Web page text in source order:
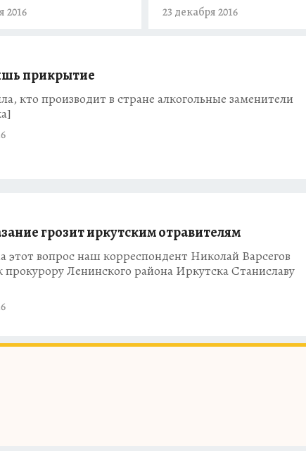
2016 23 декабря 2016
прикрытие
кто производит в стране алкогольные заменители
грозит иркутским отравителям
этот вопрос наш корреспондент Николай Варсегов
прокурору Ленинского района Иркутска Станиславу